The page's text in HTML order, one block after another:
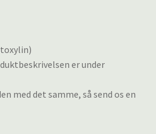
er under
med det samme, så send os en